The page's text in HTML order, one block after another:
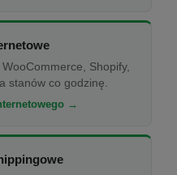
Shopify,
stanów co godzinę.
→